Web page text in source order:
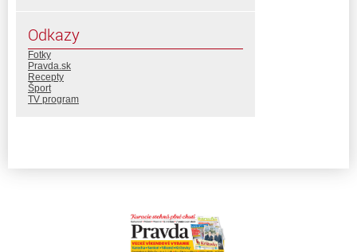
Odkazy
Fotky
Pravda.sk
Recepty
Šport
TV program